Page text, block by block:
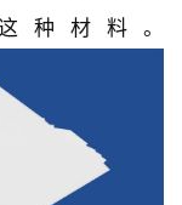
种材料。